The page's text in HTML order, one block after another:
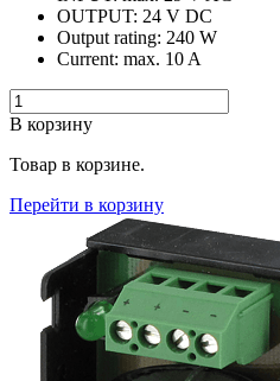
OUTPUT: 24 V DC
Output rating: 240 W
Current: max. 10 A
В корзину
Товар в корзине.
Перейти в корзину